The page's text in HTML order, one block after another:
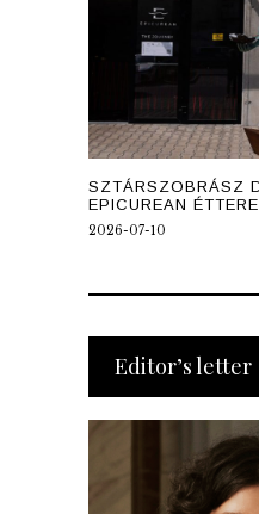
SZTÁRSZOBRÁSZ
EPICUREAN
2026-07-10
Editor’s letter